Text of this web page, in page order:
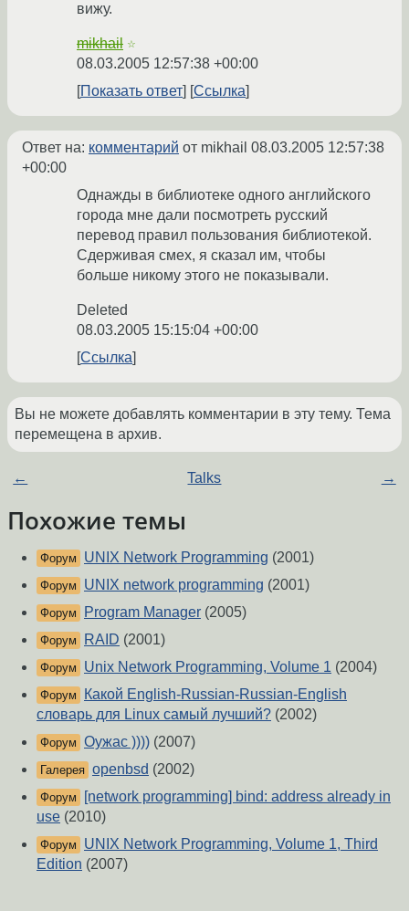
вижу.
mikhail ☆
08.03.2005 12:57:38 +00:00
Показать ответ
Ссылка
Ответ на: комментарий от mikhail 08.03.2005 12:57:38
+00:00
Однажды в библиотеке одного английского
города мне дали посмотреть русский
перевод правил пользования библиотекой.
Сдерживая смех, я сказал им, чтобы
больше никому этого не показывали.
Deleted
08.03.2005 15:15:04 +00:00
Ссылка
Вы не можете добавлять комментарии в эту тему. Тема
перемещена в архив.
← Talks →
Похожие темы
Форум UNIX Network Programming (2001)
Форум UNIX network programming (2001)
Форум Program Manager (2005)
Форум RAID (2001)
Форум Unix Network Programming, Volume 1 (2004)
Форум
Какой English-Russian-Russian-English
словарь для Linux самый лучший? (2002)
Форум Оужас )))) (2007)
Галерея openbsd (2002)
Форум
[network programming] bind: address already in
use (2010)
Форум
UNIX Network Programming, Volume 1, Third
Edition (2007)